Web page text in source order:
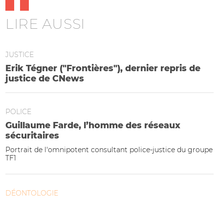
LIRE AUSSI
JUSTICE
Erik Tégner ("Frontières"), dernier repris de
justice de CNews
POLICE
Guillaume Farde, l’homme des réseaux
sécuritaires
Portrait de l'omnipotent consultant police-justice du groupe
TF1
DÉONTOLOGIE